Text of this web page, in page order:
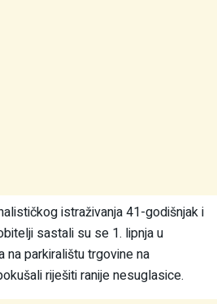
istraživanja 41-godišnjak i
sastali su se 1. lipnja u
parkiralištu trgovine na
riješiti ranije nesuglasice.